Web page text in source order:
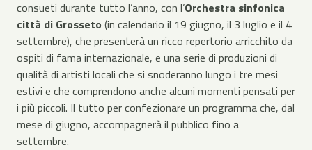
consueti durante tutto l’anno, con l’Orchestra sinfonica
città di Grosseto (in calendario il 19 giugno, il 3 luglio e il 4
settembre), che presenterà un ricco repertorio arricchito da
ospiti di fama internazionale, e una serie di produzioni di
qualità di artisti locali che si snoderanno lungo i tre mesi
estivi e che comprendono anche alcuni momenti pensati per
i più piccoli. Il tutto per confezionare un programma che, dal
mese di giugno, accompagnerà il pubblico fino a
settembre.